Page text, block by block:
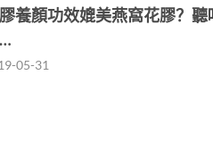
養顏功效媲美燕窩花膠？聽
05-31